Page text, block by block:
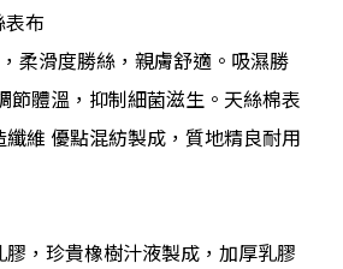
表布
柔滑度勝絲，親膚舒適。吸濕勝
節體溫，抑制細菌滋生。天絲棉表
維 優點混紡製成，質地精良耐用
，珍貴橡樹汁液製成，加厚乳膠